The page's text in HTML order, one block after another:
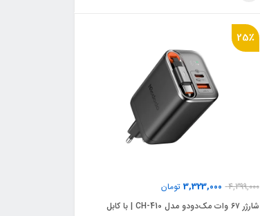
25٪
4,399,000
3,323,000 تومان
شارژر ۶۷ وات مک‌دودو مدل CH-410 | با کابل